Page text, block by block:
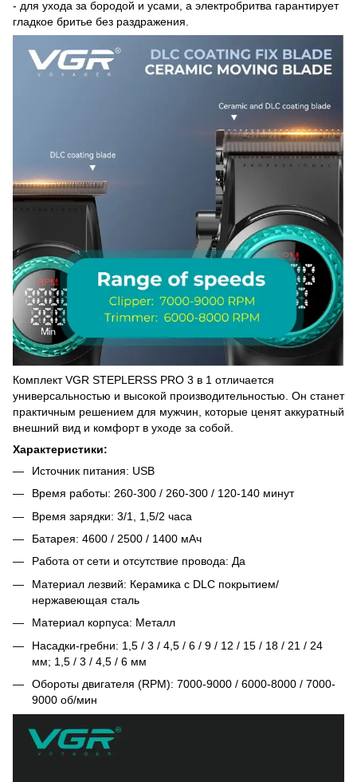
- для ухода за бородой и усами, а электробритва гарантирует
гладкое бритье без раздражения.
Комплект VGR STEPLERSS PRO 3 в 1 отличается
универсальностью и высокой производительностью. Он станет
практичным решением для мужчин, которые ценят аккуратный
внешний вид и комфорт в уходе за собой.
Характеристики:
Источник питания: USB
Время работы: 260-300 / 260-300 / 120-140 минут
Время зарядки: 3/1, 1,5/2 часа
Батарея: 4600 / 2500 / 1400 мАч
Работа от сети и отсутствие провода: Да
Материал лезвий: Керамика с DLC покрытием/
нержавеющая сталь
Материал корпуса: Металл
Насадки-гребни: 1,5 / 3 / 4,5 / 6 / 9 / 12 / 15 / 18 / 21 / 24
мм; 1,5 / 3 / 4,5 / 6 мм
Обороты двигателя (RPM): 7000-9000 / 6000-8000 / 7000-
9000 об/мин